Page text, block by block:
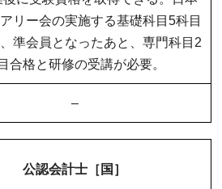
リー会の実施する基礎科目5科目
準会員となったあと、専門科目2
合格と研修の受講が必要。
–
公認会計士［国］